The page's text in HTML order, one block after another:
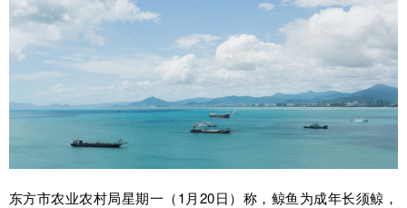
东方市农业农村局星期一（1月20日）称，鲸鱼为成年长须鲸，